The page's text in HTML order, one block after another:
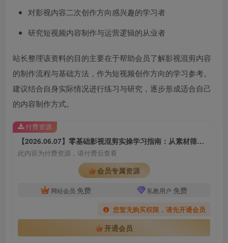
对影视内容二次创作方向感兴趣的学习者
研究短视频内容制作与运营逻辑的从业者
站长整理该资料的目的主要在于帮助会员了解影视混剪内容
的制作流程与基础方法，作为短视频创作方向的学习参考。
建议结合自身实际情况进行练习与研究，逐步形成适合自己
的内容制作方式。
【2026.06.07】零基础影视混剪实操学习指南：从素材筛选到剪辑成片全流程拆解
此内容为付费资源，请付费后查看
会员专属资源
网站会员 免费 私教用户 免费
您暂无购买权限，请先开通会员
开通会员
付费资源